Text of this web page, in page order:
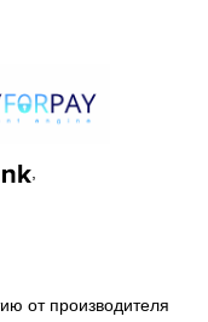
,
от производителя